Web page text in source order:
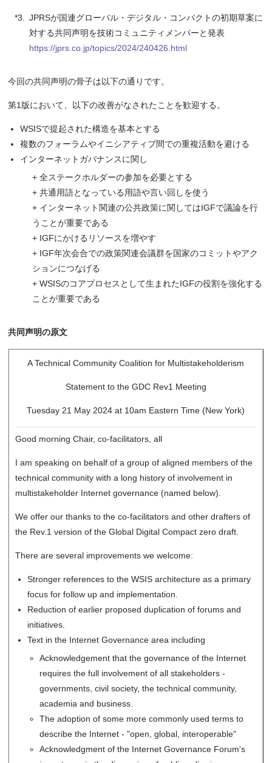
JPRSが国連グローバル・デジタル・コンパクトの初期草案に
対する共同声明を技術コミュニティメンバーと発表
https://jprs.co.jp/topics/2024/240426.html
今回の共同声明の骨子は以下の通りです。
第1版において、以下の改善がなされたことを歓迎する。
WSISで提起された構造を基本とする
複数のフォーラムやイニシアティブ間での重複活動を避ける
インターネットガバナンスに関し
全ステークホルダーの参加を必要とする
共通用語となっている用語や言い回しを使う
インターネット関連の公共政策に関してはIGFで議論を行
うことが重要である
IGFにかけるリソースを増やす
IGF年次会合での政策関連会議群を国家のコミットやアク
ションにつなげる
WSISのコアプロセスとして生まれたIGFの役割を強化する
ことが重要である
共同声明の原文
A Technical Community Coalition for Multistakeholderism
Statement to the GDC Rev1 Meeting
Tuesday 21 May 2024 at 10am Eastern Time (New York)
Good morning Chair, co-facilitators, all
I am speaking on behalf of a group of aligned members of the
technical community with a long history of involvement in
multistakeholder Internet governance (named below).
We offer our thanks to the co-facilitators and other drafters of
the Rev.1 version of the Global Digital Compact zero draft.
There are several improvements we welcome:
Stronger references to the WSIS architecture as a primary
focus for follow up and implementation.
Reduction of earlier proposed duplication of forums and
initiatives.
Text in the Internet Governance area including
Acknowledgement that the governance of the Internet
requires the full involvement of all stakeholders -
governments, civil society, the technical community,
academia and business.
The adoption of some more commonly used terms to
describe the Internet - "open, global, interoperable"
Acknowledgment of the Internet Governance Forum's